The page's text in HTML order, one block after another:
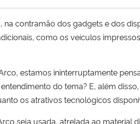
contramão dos gadgets e dos
como os veículos
estamos ininterruptamente
do tema? E, além
os atrativos tecnológicos
seja usada, atrelada ao material